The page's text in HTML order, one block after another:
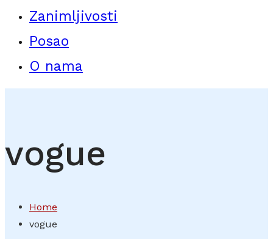
Zanimljivosti
Posao
O nama
vogue
Home
vogue